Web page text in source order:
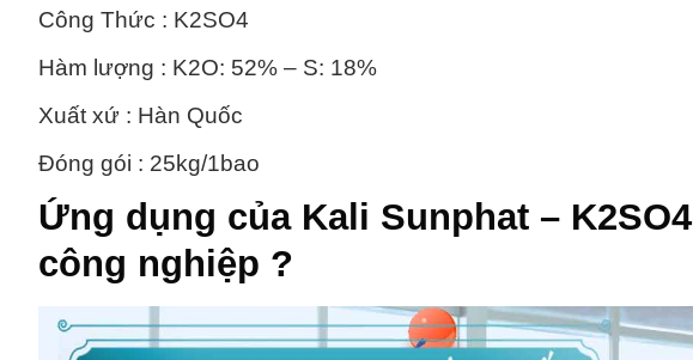
Công Thức : K2SO4
Hàm lượng : K2O: 52% – S: 18%
Xuất xứ : Hàn Quốc
Đóng gói : 25kg/1bao
Ứng dụng của Kali Sunphat – K2SO4
công nghiệp ?